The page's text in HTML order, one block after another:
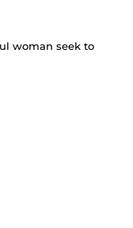
woman seek to